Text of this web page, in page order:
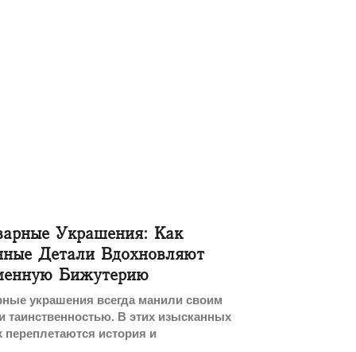
Украшения: Как
Детали Вдохновляют
Бижутерию
украшения всегда манили своим
таинственностью. В этих изысканных
переплетаются история и